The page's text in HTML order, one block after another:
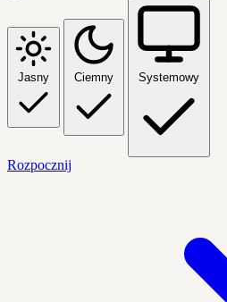
Jasny Ciemny Systemowy
Rozpocznij